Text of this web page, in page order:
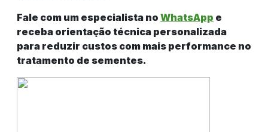
Fale com um especialista no WhatsApp e
receba orientação técnica personalizada
para reduzir custos com mais performance no
tratamento de sementes.